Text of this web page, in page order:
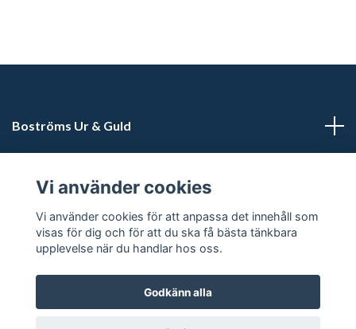
Boströms Ur & Guld
Sociala medier
Vi använder cookies
Vi använder cookies för att anpassa det innehåll som
visas för dig och för att du ska få bästa tänkbara
upplevelse när du handlar hos oss.
Godkänn alla